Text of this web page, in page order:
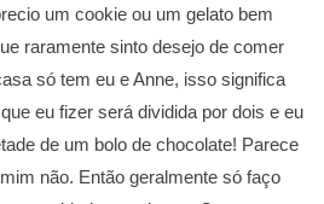
um cookie ou um gelato bem
raramente sinto desejo de comer
só tem eu e Anne, isso significa
eu fizer será dividida por dois e eu
de um bolo de chocolate! Parece
não. Então geralmente só faço